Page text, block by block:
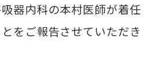
器内科の本村医師が着任
をご報告させていただき